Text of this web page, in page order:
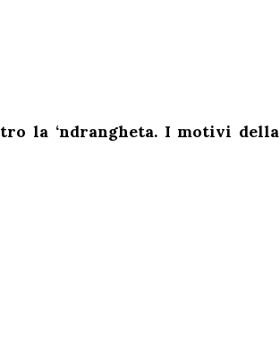
la ‘ndrangheta. I motivi della